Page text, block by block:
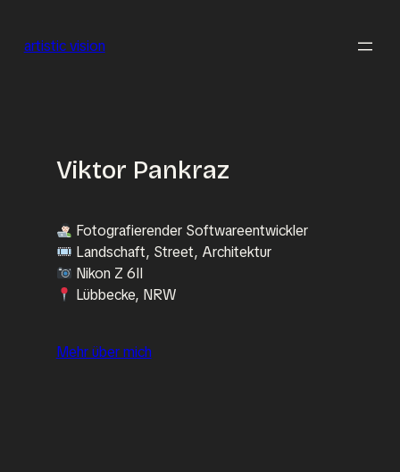
Inhalt
artistic vision
Viktor Pankraz
Fotografierender Softwareentwickler
Landschaft, Street, Architektur
Nikon Z 6II
Lübbecke, NRW
Mehr über mich